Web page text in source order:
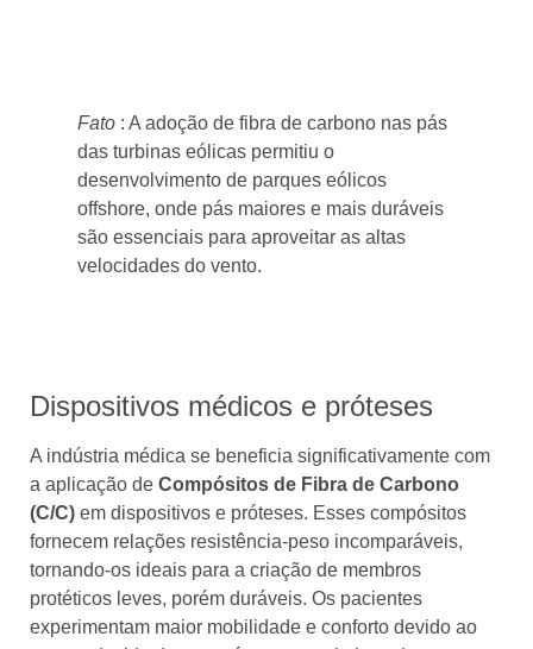
Fato : A adoção de fibra de carbono nas pás
das turbinas eólicas permitiu o
desenvolvimento de parques eólicos
offshore, onde pás maiores e mais duráveis ​​
são essenciais para aproveitar as altas
velocidades do vento.
Dispositivos médicos e próteses
A indústria médica se beneficia significativamente com
a aplicação de Compósitos de Fibra de Carbono
(C/C) em dispositivos e próteses. Esses compósitos
fornecem relações resistência-peso incomparáveis,
tornando-os ideais para a criação de membros
protéticos leves, porém duráveis. Os pacientes
experimentam maior mobilidade e conforto devido ao